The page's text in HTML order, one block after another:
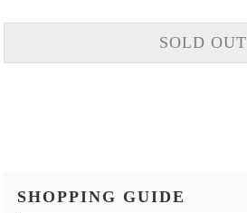
SOLD OUT
SHOPPING GUIDE